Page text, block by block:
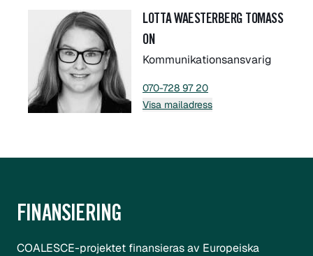
LOTTA WAESTERBERG TOMASS
ON
Kommunikationsansvarig
070-728 97 20
Visa mailadress
FINANSIERING
COALESCE-projektet finansieras av Europeiska